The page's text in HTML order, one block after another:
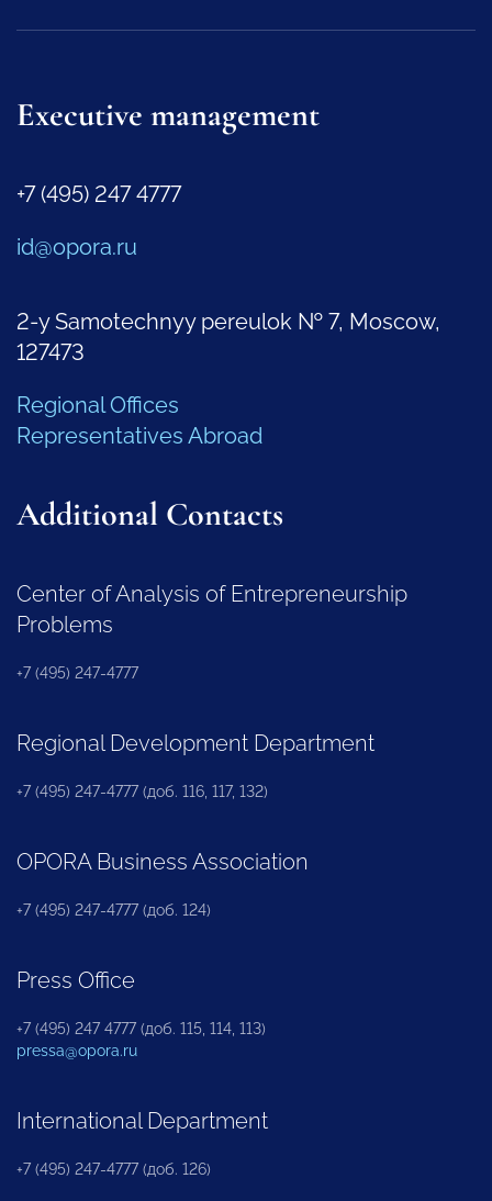
Executive management
+7 (495) 247 4777
id@opora.ru
2-y Samotechnyy pereulok № 7, Moscow,
127473
Regional Offices
Representatives Abroad
Additional Contacts
Center of Analysis of Entrepreneurship
Problems
+7 (495) 247-4777
Regional Development Department
+7 (495) 247-4777 (доб. 116, 117, 132)
OPORA Business Association
+7 (495) 247-4777 (доб. 124)
Press Office
+7 (495) 247 4777 (доб. 115, 114, 113)
pressa@opora.ru
International Department
+7 (495) 247-4777 (доб. 126)